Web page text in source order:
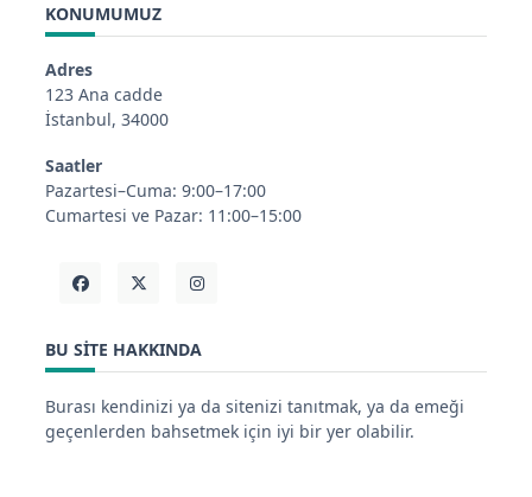
KONUMUMUZ
Adres
123 Ana cadde
İstanbul, 34000
Saatler
Pazartesi–Cuma: 9:00–17:00
Cumartesi ve Pazar: 11:00–15:00
BU SITE HAKKINDA
Burası kendinizi ya da sitenizi tanıtmak, ya da emeği
geçenlerden bahsetmek için iyi bir yer olabilir.